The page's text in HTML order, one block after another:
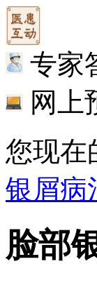
专家
网上
您现在
银屑病
脸部